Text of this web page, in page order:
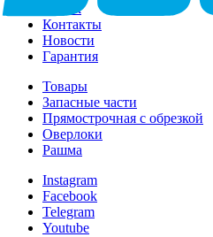
О Jack
Контакты
Новости
Гарантия
Товары
Запасные части
Прямострочная с обрезкой
Оверлоки
Рашма
Instagram
Facebook
Telegram
Youtube